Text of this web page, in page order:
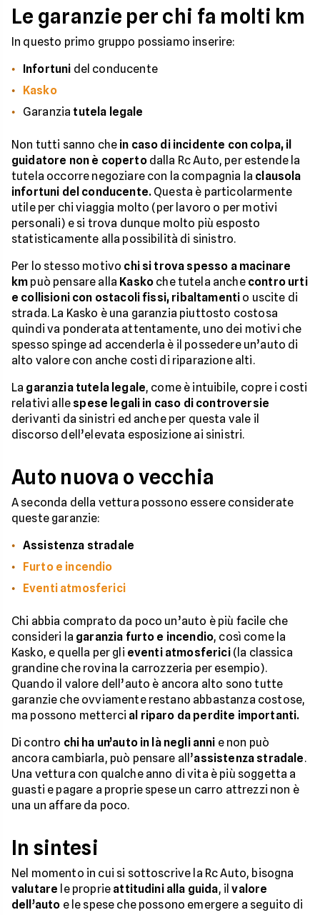
Le garanzie per chi fa molti km
In questo primo gruppo possiamo inserire:
Infortuni del conducente
Kasko
Garanzia tutela legale
Non tutti sanno che in caso di incidente con colpa, il
guidatore non è copertodalla Rc Auto, per estende la
tutela occorre negoziare con la compagnia la clausola
infortuni del conducente. Questa è particolarmente
utile per chi viaggia molto (per lavoro o per motivi
personali) e si trova dunque molto più esposto
statisticamente alla possibilità di sinistro.
Per lo stesso motivo chi si trova spesso a macinare
km può pensare alla Kasko che tutela anche contro urti
e collisioni con ostacoli fissi, ribaltamenti o uscite di
strada. La Kasko è una garanzia piuttosto costosa
quindi va ponderata attentamente, uno dei motivi che
spesso spinge ad accenderla è il possedere un’auto di
alto valore con anche costi di riparazione alti.
La garanzia tutela legale, come è intuibile, copre i costi
relativi alle spese legali in caso di controversie
derivanti da sinistri ed anche per questa vale il
discorso dell’elevata esposizione ai sinistri.
Auto nuova o vecchia
A seconda della vettura possono essere considerate
queste garanzie:
Assistenza stradale
Furto e incendio
Eventi atmosferici
Chi abbia comprato da poco un’auto è più facile che
consideri la garanzia furto e incendio, così come la
Kasko, e quella per gli eventi atmosferici(la classica
grandine che rovina la carrozzeria per esempio).
Quando il valore dell’auto è ancora alto sono tutte
garanzie che ovviamente restano abbastanza costose,
ma possono metterci al riparo da perdite importanti.
Di contro chi ha un’auto in là negli anni e non può
ancora cambiarla, può pensare all’assistenza stradale.
Una vettura con qualche anno di vita è più soggetta a
guasti e pagare a proprie spese un carro attrezzi non è
una un affare da poco.
In sintesi
Nel momento in cui si sottoscrive la Rc Auto, bisogna
valutare le proprie attitudini alla guida, ilvalore
dell’auto e le spese che possono emergere a seguito di